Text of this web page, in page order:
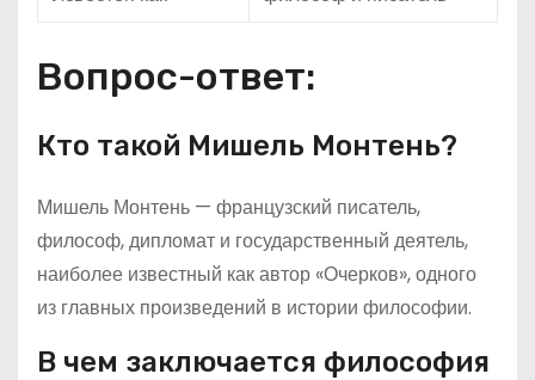
Вопрос-ответ:
Кто такой Мишель Монтень?
Мишель Монтень — французский писатель,
философ, дипломат и государственный деятель,
наиболее известный как автор «Очерков», одного
из главных произведений в истории философии.
В чем заключается философия